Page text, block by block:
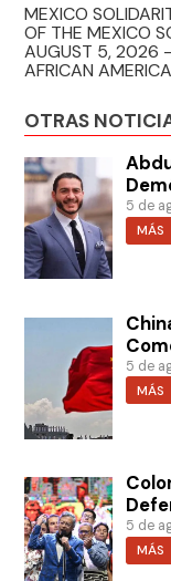
MEXICO
OF THE MEXICO
AUGUST 5, 2026
AFRICAN
OTRAS
5 de
MÁS
5 de
MÁS
5 de
MÁS